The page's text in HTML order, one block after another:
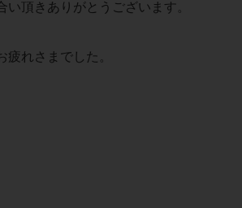
い頂きありがとうございます。
疲れさまでした。